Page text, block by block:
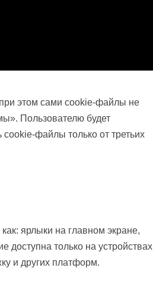
этом сами cookie-файлы не
Пользователю будет
файлы только от третьих
ярлыки на главном экране,
доступна только на устройствах
и других платформ.